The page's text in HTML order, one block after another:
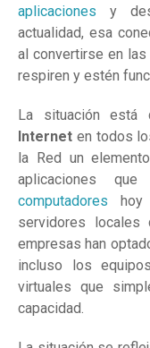
aplicaciones y
actualidad, esa
al convertirse en
respiren y estén
La situación está
Internet en todos
la Red un
aplicaciones
computadores hoy
servidores
empresas han
incluso los
virtuales que
capacidad.